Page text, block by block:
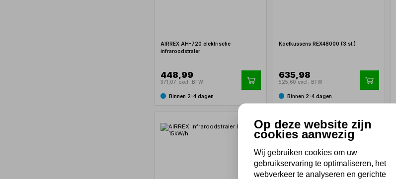
AIRREX AH-720 elektrische
infraroodstraler
448,99
371,07 excl. BTW
Binnen 2-4 dagen
Koelkussens REX48000 (3 st.)
635,98
525,60 excl. BTW
Binnen 2-4 dagen
Op deze website zijn
cookies aanwezig
Wij gebruiken cookies om uw
gebruikservaring te optimaliseren, het
webverkeer te analyseren en gerichte